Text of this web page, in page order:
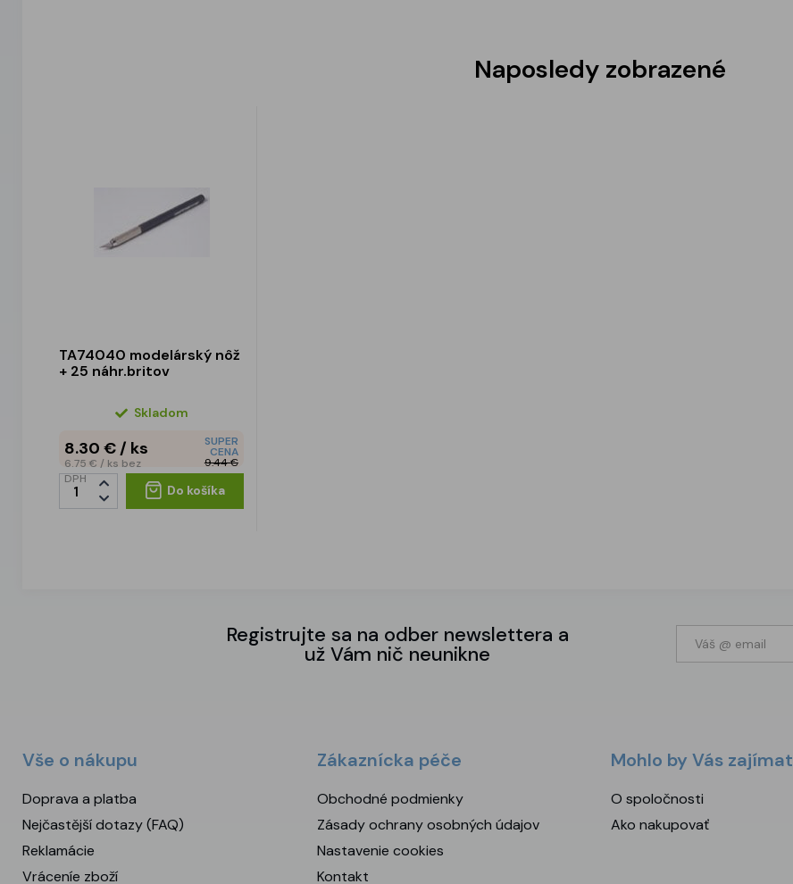
Naposledy zobrazené
TA74040 modelárský nôž
+ 25 náhr.britov
Skladom
8.30 €/ ks
6.75 € / ks bez
DPH
SUPER
CENA
9.44 €
Do košíka
Registrujte sa na odber newslettera a
už Vám nič neunikne
Vše o nákupu
Doprava a platba
Nejčastější dotazy (FAQ)
Reklamácie
Vráceníe zboží
Zákaznícka péče
Obchodné podmienky
Zásady ochrany osobných údajov
Nastavenie cookies
Kontakt
Mohlo by Vás zajímat
O spoločnosti
Ako nakupovať